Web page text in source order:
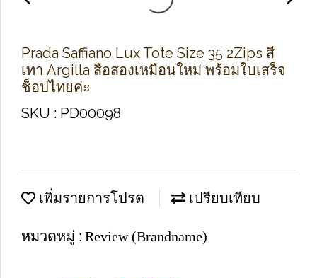
Prada Saffiano Lux Tote Size 35 2Zips สี
เทา Argilla สือสองเหมือนใหม่ พร้อมใบเสร็จ
ช็อปไทยค่ะ
SKU : PD00098
เพิ่มรายการโปรด เปรียบเทียบ
หมวดหมู่ : Review (Brandname)